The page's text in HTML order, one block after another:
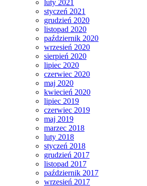
luty 2021
styczeń 2021
grudzień 2020
listopad 2020
październik 2020
wrzesień 2020
sierpień 2020
lipiec 2020
czerwiec 2020
maj 2020
kwiecień 2020
lipiec 2019
czerwiec 2019
maj 2019
marzec 2018
luty 2018
styczeń 2018
grudzień 2017
listopad 2017
październik 2017
wrzesień 2017